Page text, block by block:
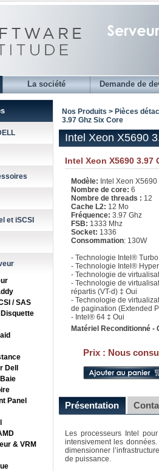
La société Demande de
et iSCSI
/ SAS
Disquette
Dell
Panel
& VRM
Nos Produits > Pièces
3.97 Ghz Six Core
Intel Xeon X5690
Intel Xeon X5690 3.97
Modèle: Intel Xeon X5690
Nombre de core: 6
Nombre de threads : 12
Cache L2: 12 Mo
Fréquence: 3.97 Ghz
FSB: 1333 Mhz
Socket: 1336
Consommation: 130W
- Technologie Intel®
- Technologie Intel®
- Technologie de
- Technologie de
répartis (VT-d) ‡ Oui
- Technologie de
de pagination (Extended
- Intel® 64 ‡ Oui
Matériel Reconditionné -
Prix : Nous
Présentation
Les processeurs Intel
intensivement les
dimensionner
de puissance.